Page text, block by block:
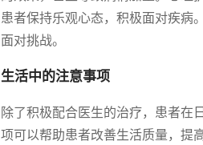
患者保持乐观心态，积极面对疾病
面对挑战。
生活中的注意事项
除了积极配合医生的治疗，患者在
项可以帮助患者改善生活质量，提